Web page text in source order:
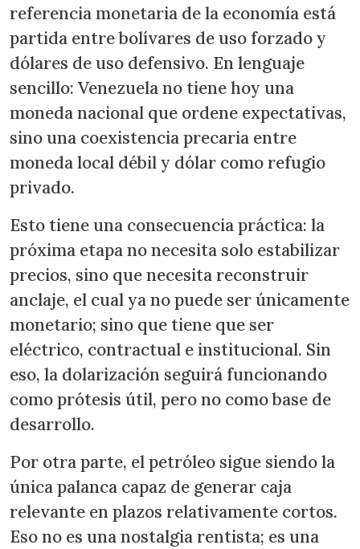
referencia monetaria de la economía está
partida entre bolívares de uso forzado y
dólares de uso defensivo. En lenguaje
sencillo: Venezuela no tiene hoy una
moneda nacional que ordene expectativas,
sino una coexistencia precaria entre
moneda local débil y dólar como refugio
privado.
Esto tiene una consecuencia práctica: la
próxima etapa no necesita solo estabilizar
precios, sino que necesita reconstruir
anclaje, el cual ya no puede ser únicamente
monetario; sino que tiene que ser
eléctrico, contractual e institucional. Sin
eso, la dolarización seguirá funcionando
como prótesis útil, pero no como base de
desarrollo.
Por otra parte, el petróleo sigue siendo la
única palanca capaz de generar caja
relevante en plazos relativamente cortos.
Eso no es una nostalgia rentista; es una